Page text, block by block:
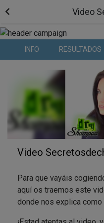
Video
INFO RESULTADOS
Video
Para que vayáis
aquí os traemos este
donde nos explica como